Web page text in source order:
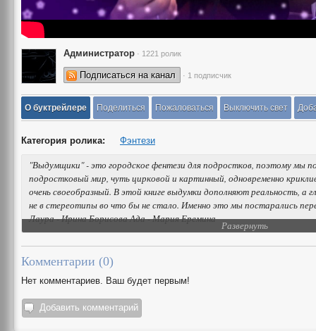
Администратор · 1221 ролик
Подписаться на канал · 1 подписчик
О буктрейлере Поделиться Пожаловаться Выключить свет
Категория ролика: Фэнтези
"Выдумщики" - это городское фентези для подростков, поэтому мы
подростковый мир, чуть цирковой и картинный, одновременно
очень своеобразный. В этой книге выдумки дополняют реальность, а
не в стереотипы во что бы не стало. Именно это мы постарались
Лаура - Ирина Борисова Ада - Мария Еремина
Автор: Мария Еремина
Книга: "Выдумщики" Марика Ми
Развернуть
Комментарии (0)
Нет комментариев. Ваш будет первым!
Добавить комментарий